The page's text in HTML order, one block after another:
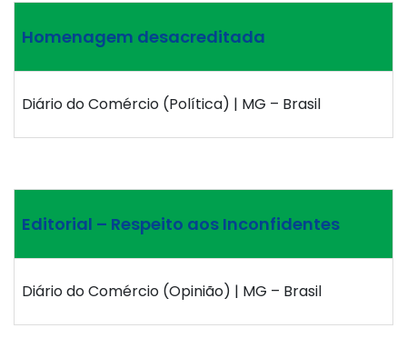
Homenagem desacreditada
Diário do Comércio (Política) | MG – Brasil
Editorial – Respeito aos Inconfidentes
Diário do Comércio (Opinião) | MG – Brasil